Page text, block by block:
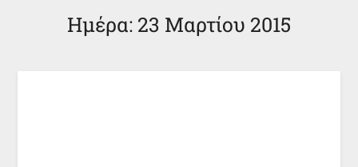
Ημέρα: 23 Μαρτίου 2015